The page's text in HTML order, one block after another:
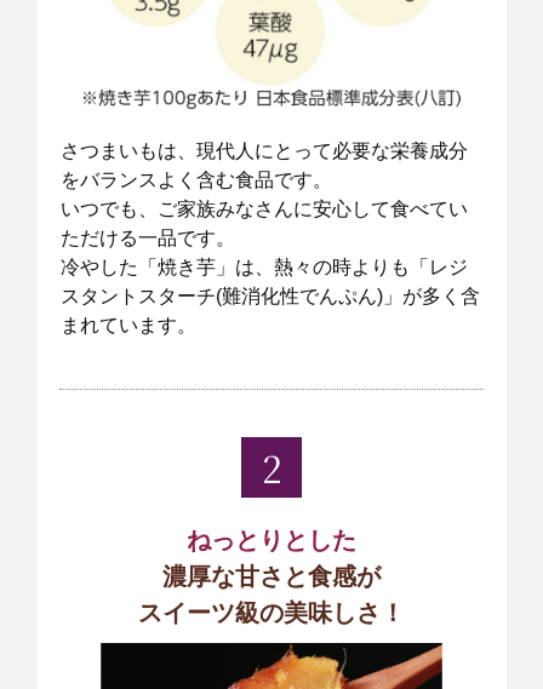
さつまいもは、現代人にとって必要な栄養成分
をバランスよく含む食品です。
いつでも、ご家族みなさんに安心して食べてい
ただける一品です。
冷やした「焼き芋」は、熱々の時よりも「レジ
スタントスターチ(難消化性でんぷん)」が多く含
まれています。
2
ねっとりとした
濃厚な甘さと食感が
スイーツ級の美味しさ！